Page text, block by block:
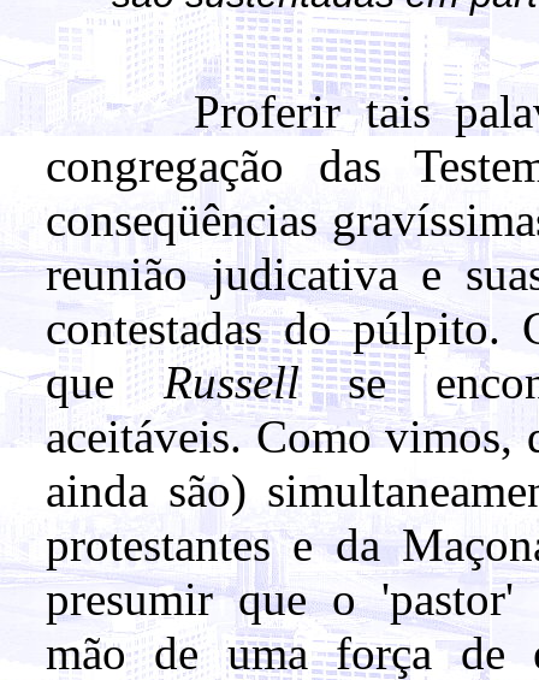
Proferir tais
congregação das
conseqüências
reunião judicativa e
contestadas do púlpito.
queRussellse
aceitáveis. Como vimos,
ainda são)
protestantes e da
presumir que o 'pastor'
mão de uma força de